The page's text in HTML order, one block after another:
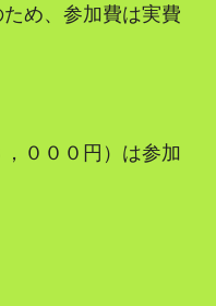
め、参加費は実費
０００円）は参加